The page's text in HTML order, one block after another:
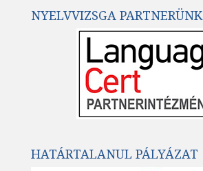
NYELVVIZSGA PARTNERÜNK
HATÁRTALANUL PÁLYÁZAT